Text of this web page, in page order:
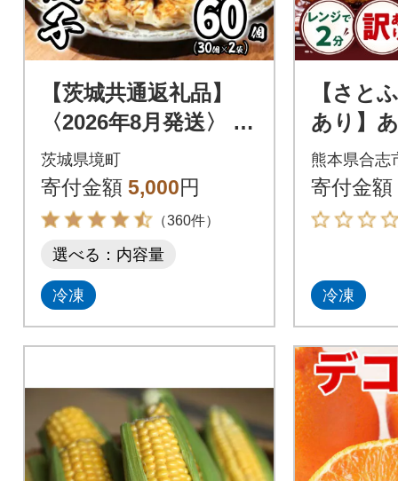
【茨城共通返礼品】
〈2026年8月発送〉 ロ
ーズポーク使用 道の
駅さかい 特製 冷凍餃
子 60個
茨城県境町
寄付金額 5,000円
（360件）
選べる：内容量
冷凍
【さと
あり】
ンバー
個(合志
熊本県合志
寄付金額
冷凍